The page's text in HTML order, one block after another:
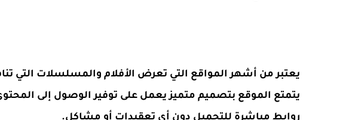
يعتبر من أشهر المواقع التي تعرض الأفلام والمسلسلات التي
يتمتع الموقع بتصميم متميز يعمل على توفير الوصول إلى
روابط مباشرة للتحميل دون أي تعقيدات أو مشاكل.